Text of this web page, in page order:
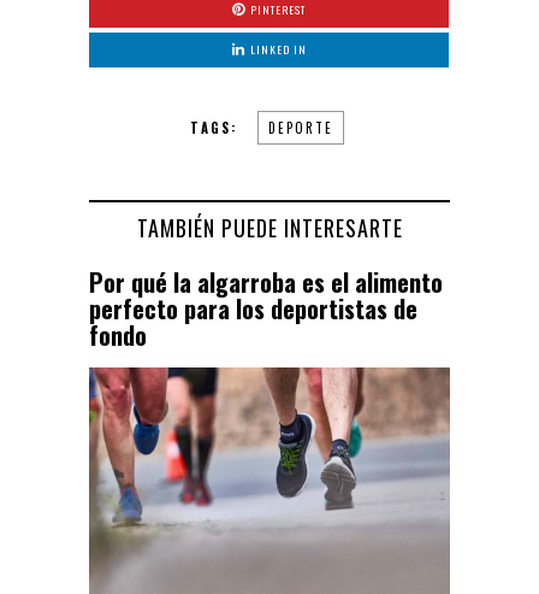
PINTEREST
LINKED IN
TAGS: DEPORTE
TAMBIÉN PUEDE INTERESARTE
Por qué la algarroba es el alimento
perfecto para los deportistas de
fondo